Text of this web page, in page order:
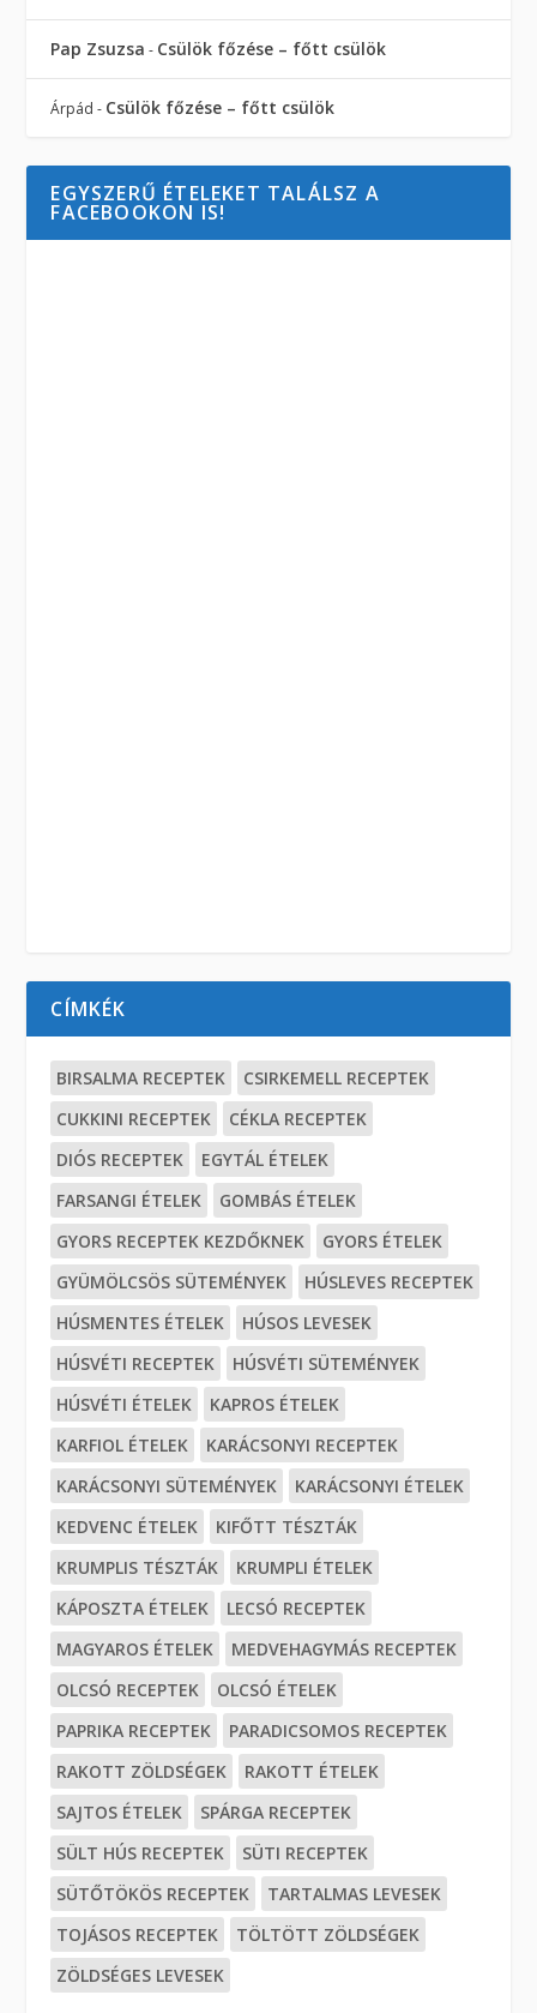
Pap Zsuzsa - Csülök főzése – főtt csülök
Árpád - Csülök főzése – főtt csülök
EGYSZERŰ ÉTELEKET TALÁLSZ A
FACEBOOKON IS!
CÍMKÉK
BIRSALMA RECEPTEK
CSIRKEMELL RECEPTEK
CUKKINI RECEPTEK
CÉKLA RECEPTEK
DIÓS RECEPTEK
EGYTÁL ÉTELEK
FARSANGI ÉTELEK
GOMBÁS ÉTELEK
GYORS RECEPTEK KEZDŐKNEK
GYORS ÉTELEK
GYÜMÖLCSÖS SÜTEMÉNYEK
HÚSLEVES RECEPTEK
HÚSMENTES ÉTELEK
HÚSOS LEVESEK
HÚSVÉTI RECEPTEK
HÚSVÉTI SÜTEMÉNYEK
HÚSVÉTI ÉTELEK
KAPROS ÉTELEK
KARFIOL ÉTELEK
KARÁCSONYI RECEPTEK
KARÁCSONYI SÜTEMÉNYEK
KARÁCSONYI ÉTELEK
KEDVENC ÉTELEK
KIFŐTT TÉSZTÁK
KRUMPLIS TÉSZTÁK
KRUMPLI ÉTELEK
KÁPOSZTA ÉTELEK
LECSÓ RECEPTEK
MAGYAROS ÉTELEK
MEDVEHAGYMÁS RECEPTEK
OLCSÓ RECEPTEK
OLCSÓ ÉTELEK
PAPRIKA RECEPTEK
PARADICSOMOS RECEPTEK
RAKOTT ZÖLDSÉGEK
RAKOTT ÉTELEK
SAJTOS ÉTELEK
SPÁRGA RECEPTEK
SÜLT HÚS RECEPTEK
SÜTI RECEPTEK
SÜTŐTÖKÖS RECEPTEK
TARTALMAS LEVESEK
TOJÁSOS RECEPTEK
TÖLTÖTT ZÖLDSÉGEK
ZÖLDSÉGES LEVESEK